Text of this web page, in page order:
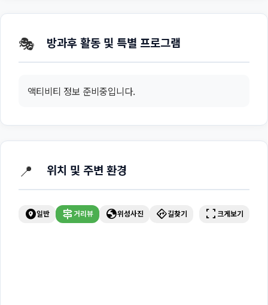
🎭 방과후 활동 및 특별 프로그램
액티비티 정보 준비중입니다.
📍 위치 및 주변 환경
explore_nearby일반 signpost 거리뷰 globe위성사진 directions길찾기 fullscreen 크게보기